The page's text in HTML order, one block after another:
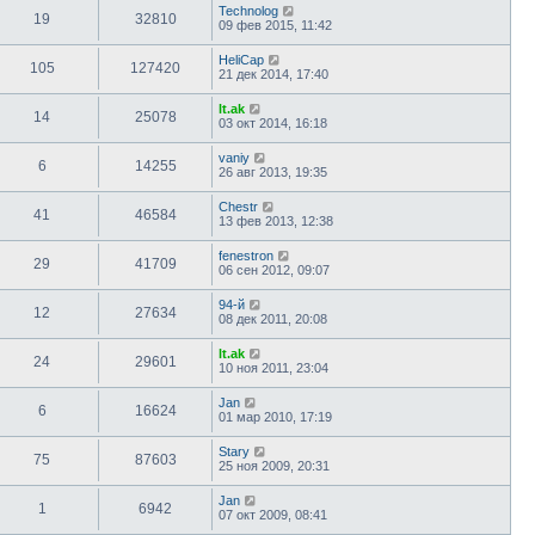
19 32810
Technolog
09 фев 2015, 11:42
105 127420
HeliCap
21 дек 2014, 17:40
14 25078
lt.ak
03 окт 2014, 16:18
6 14255
vaniy
26 авг 2013, 19:35
41 46584
Chestr
13 фев 2013, 12:38
29 41709
fenestron
06 сен 2012, 09:07
12 27634
94-й
08 дек 2011, 20:08
24 29601
lt.ak
10 ноя 2011, 23:04
6 16624
Jan
01 мар 2010, 17:19
75 87603
Stary
25 ноя 2009, 20:31
1 6942
Jan
07 окт 2009, 08:41